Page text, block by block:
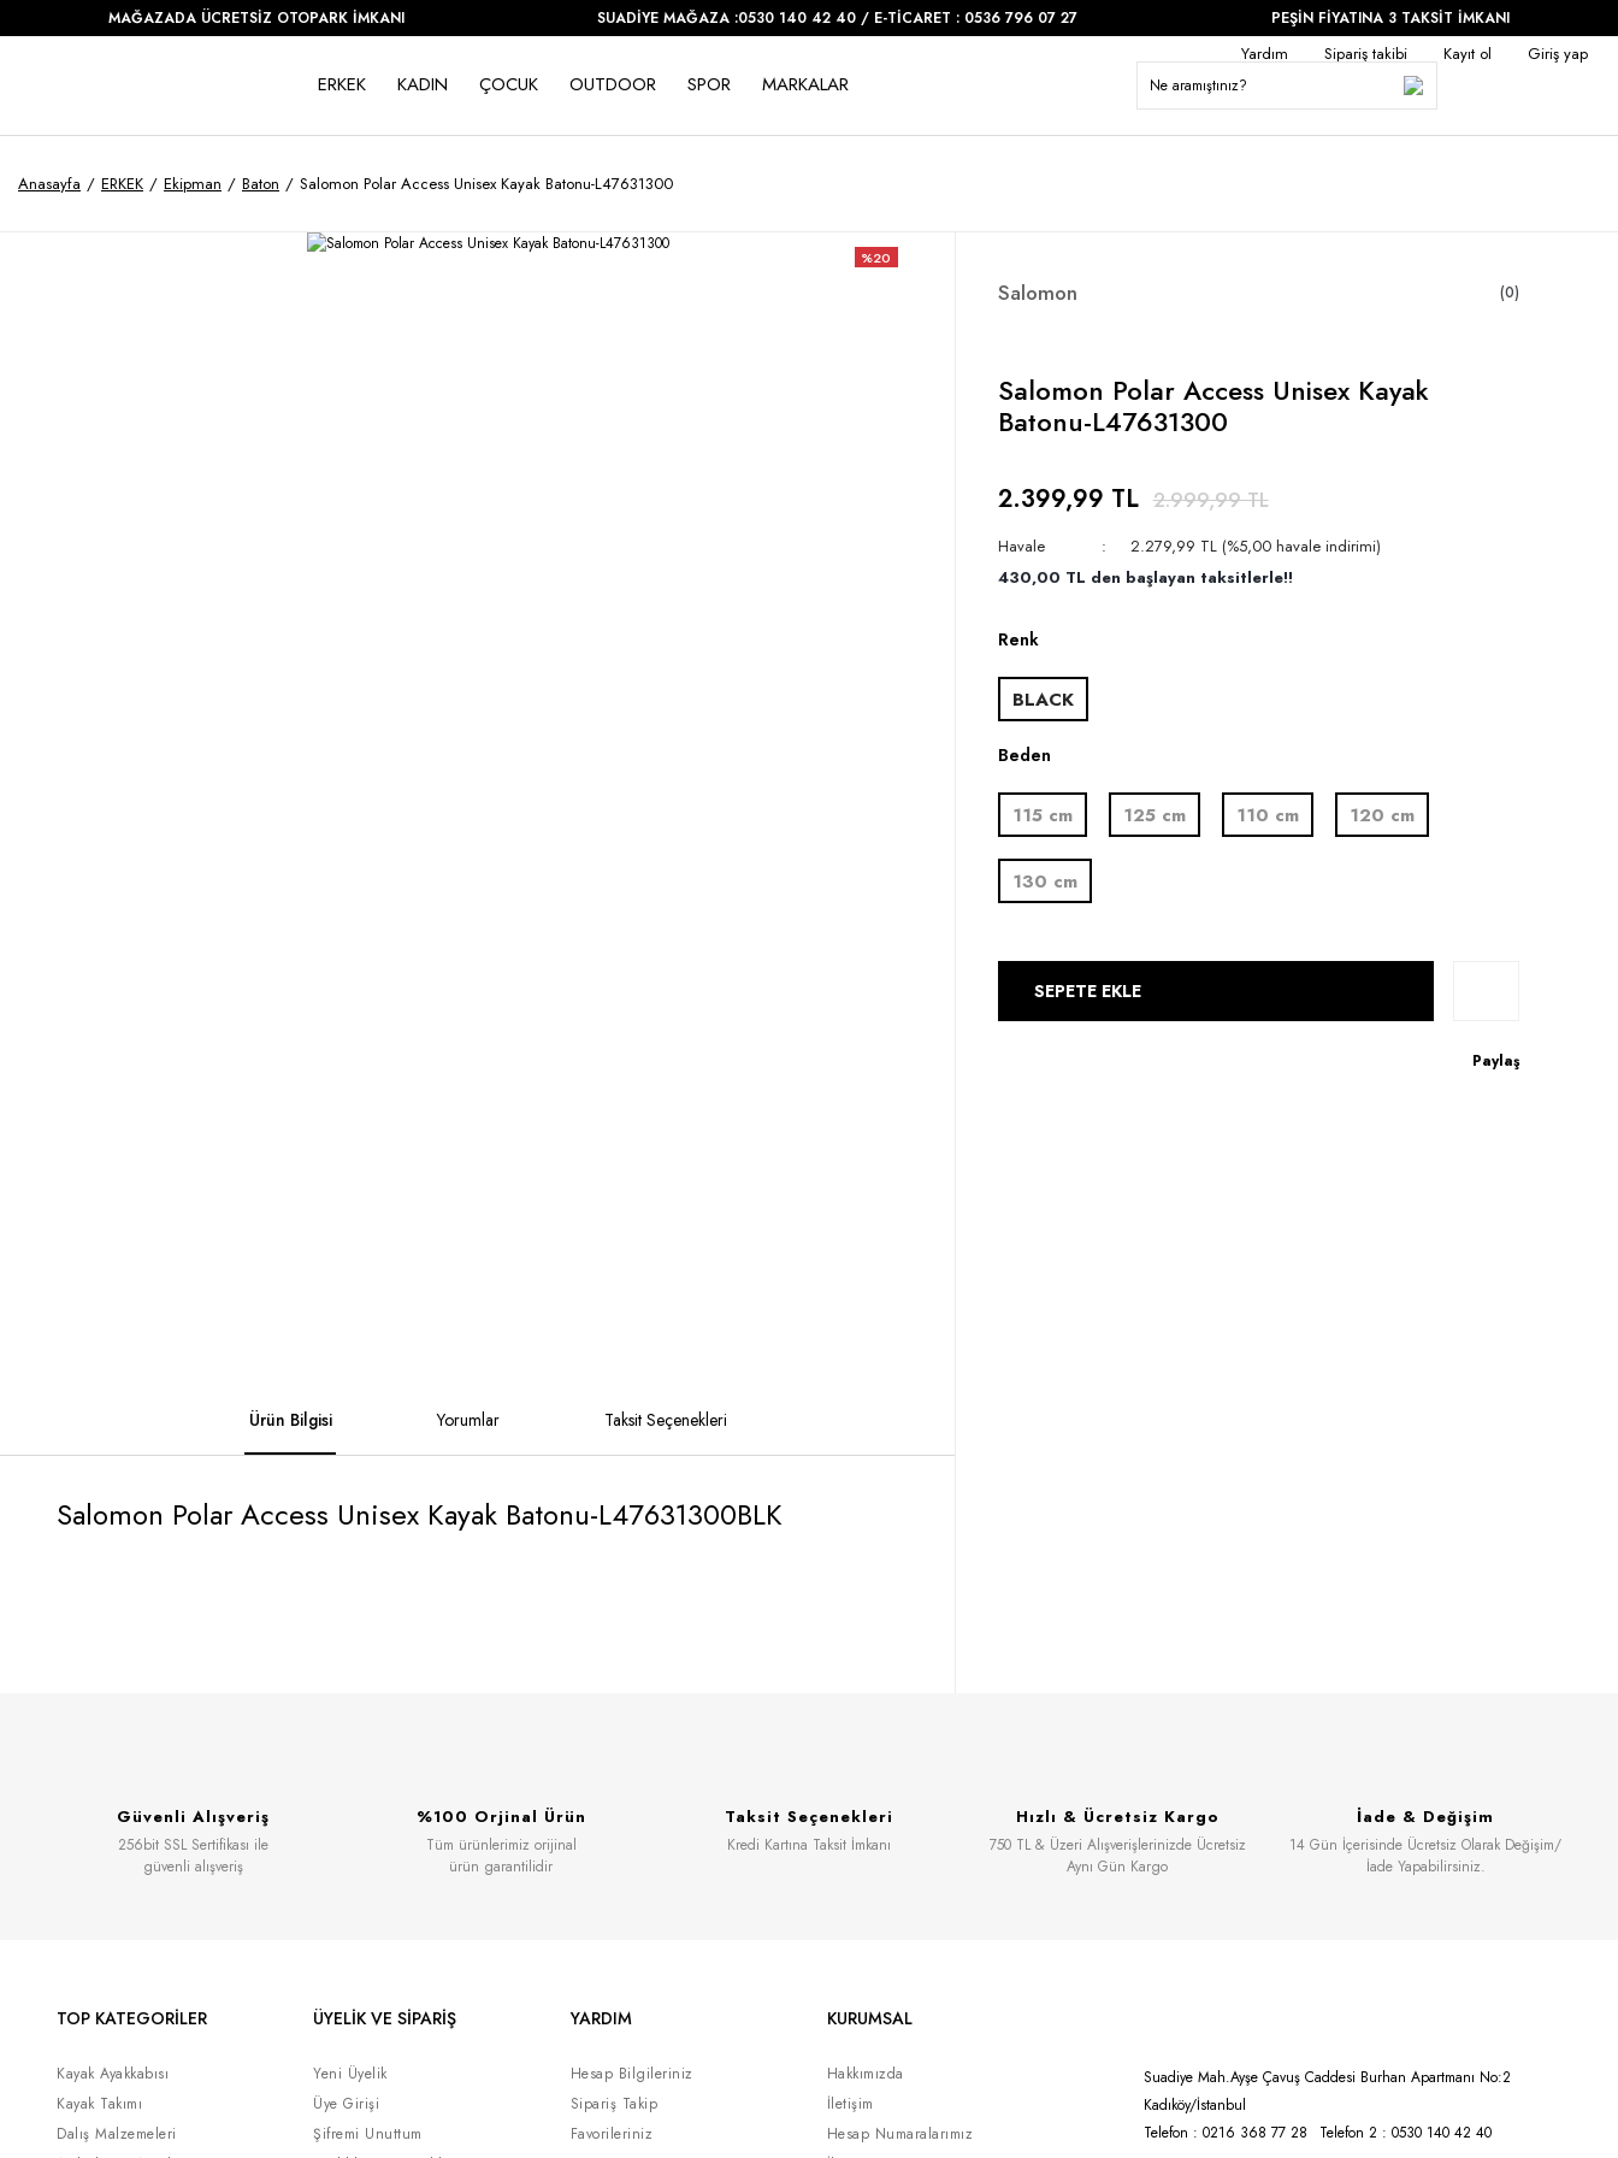
MAĞAZADA ÜCRETSİZ OTOPARK İMKANI SUADİYE MAĞAZA :0530 140 42 40 / E-TİCARET : 0536 796 07 27 PEŞİN FİYATINA 3 TAKSİT İMKANI
ERKEK KADIN ÇOCUK OUTDOOR SPOR MARKALAR
Yardım Sipariş takibi Kayıt ol Giriş yap
Anasayfa ERKEK Ekipman Baton Salomon Polar Access Unisex Kayak Batonu-L47631300
%20
Ürün Bilgisi Yorumlar Taksit Seçenekleri
Salomon Polar Access Unisex Kayak Batonu-L47631300BLK
Salomon (0)
Salomon Polar Access Unisex Kayak
Batonu-L47631300
2.399,99 TL 2.999,99 TL
Havale
2.279,99 TL (%5,00 havale indirimi)
430,00 TL den başlayan taksitlerle!!
Renk
BLACK
Beden
115 cm 125 cm 110 cm 120 cm
130 cm
SEPETE EKLE
Paylaş
Güvenli Alışveriş
256bit SSL Sertifikası ile
güvenli alışveriş
%100 Orjinal Ürün
Tüm ürünlerimiz orijinal
ürün garantilidir
Taksit Seçenekleri
Kredi Kartına Taksit İmkanı
Hızlı & Ücretsiz Kargo
750 TL & Üzeri Alışverişlerinizde Ücretsiz
Aynı Gün Kargo
İade & Değişim
14 Gün İçerisinde Ücretsiz Olarak Değişim/
İade Yapabilirsiniz.
TOP KATEGORİLER
Kayak Ayakkabısı
Kayak Takımı
Dalış Malzemeleri
ÜYELİK VE SİPARİŞ
Yeni Üyelik
Üye Girişi
Şifremi Unuttum
YARDIM
Hesap Bilgileriniz
Sipariş Takip
Favorileriniz
KURUMSAL
Hakkımızda
İletişim
Hesap Numaralarımız
Suadiye Mah.Ayşe Çavuş Caddesi Burhan Apartmanı No:2
Kadıköy/İstanbul
Telefon : 0216 368 77 28
Telefon 2 : 0530 140 42 40